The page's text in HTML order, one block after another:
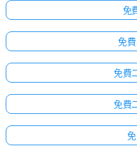
免
免
免費
免費